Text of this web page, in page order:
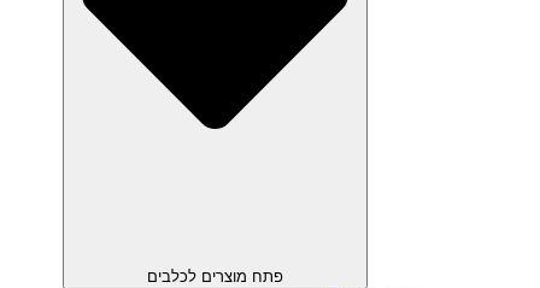
פתח מוצרים לכלבים